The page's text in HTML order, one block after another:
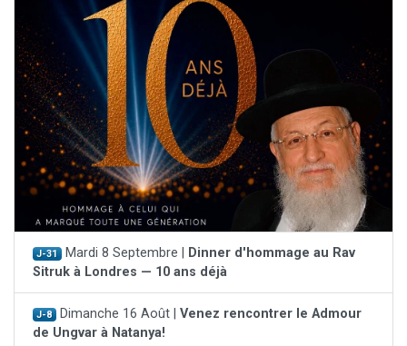
J-31 Mardi 8 Septembre |
Dinner d'hommage au Rav
Sitruk à Londres — 10 ans déjà
J-8 Dimanche 16 Août | Venez rencontrer le Admour
de Ungvar à Natanya!